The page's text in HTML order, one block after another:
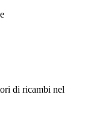
di ricambi nel